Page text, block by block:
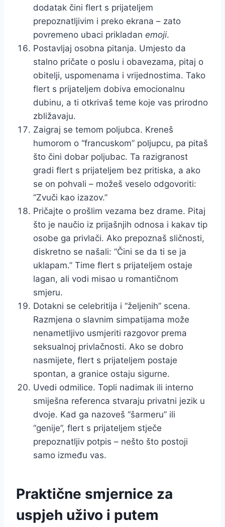
dodatak čini flert s prijateljem
prepoznatljivim i preko ekrana – zato
povremeno ubaci prikladan emoji.
Postavljaj osobna pitanja. Umjesto da
stalno pričate o poslu i obavezama, pitaj o
obitelji, uspomenama i vrijednostima. Tako
flert s prijateljem dobiva emocionalnu
dubinu, a ti otkrivaš teme koje vas prirodno
zbližavaju.
Zaigraj se temom poljubca. Kreneš
humorom o “francuskom” poljupcu, pa pitaš
što čini dobar poljubac. Ta razigranost
gradi flert s prijateljem bez pritiska, a ako
se on pohvali – možeš veselo odgovoriti:
“Zvuči kao izazov.”
Pričajte o prošlim vezama bez drame. Pitaj
što je naučio iz prijašnjih odnosa i kakav tip
osobe ga privlači. Ako prepoznaš sličnosti,
diskretno se našali: “Čini se da ti se ja
uklapam.” Time flert s prijateljem ostaje
lagan, ali vodi misao u romantičnom
smjeru.
Dotakni se celebritija i “željenih” scena.
Razmjena o slavnim simpatijama može
nenametljivo usmjeriti razgovor prema
seksualnoj privlačnosti. Ako se dobro
nasmijete, flert s prijateljem postaje
spontan, a granice ostaju sigurne.
Uvedi odmilice. Topli nadimak ili interno
smiješna referenca stvaraju privatni jezik u
dvoje. Kad ga nazoveš “šarmeru” ili
“genije”, flert s prijateljem stječe
prepoznatljiv potpis – nešto što postoji
samo između vas.
Praktične smjernice za
uspjeh uživo i putem